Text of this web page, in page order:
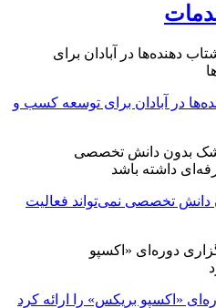
در آبادان برای توسعه کسب‌ و
دانش تخصصی نمی‌تواند فعالیت
«اکسپو بریکس» را ارائه کرد